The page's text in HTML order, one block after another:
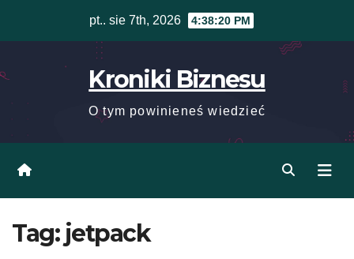
pt.. sie 7th, 2026 4:38:20 PM
Kroniki Biznesu
O tym powinieneś wiedzieć
Tag: jetpack